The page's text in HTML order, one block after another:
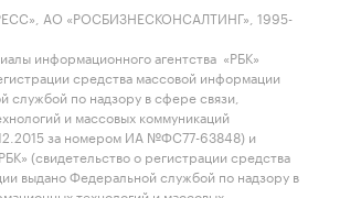
динамикой/с отстающей
перспективе и в
Меняются ли позиции
времени?
насыщен и какой у региона
если сравнить его с
схожими доходами, со схожей
АО «РОСБИЗНЕСКОНСАЛТИНГ», 1995-
информационного агентства «РБК»
средства массовой информации
службой по надзору в сфере связи,
и массовых коммуникаций
за номером ИА №ФС77-63848) и
(свидетельство о регистрации средства
выдано Федеральной службой по надзору в